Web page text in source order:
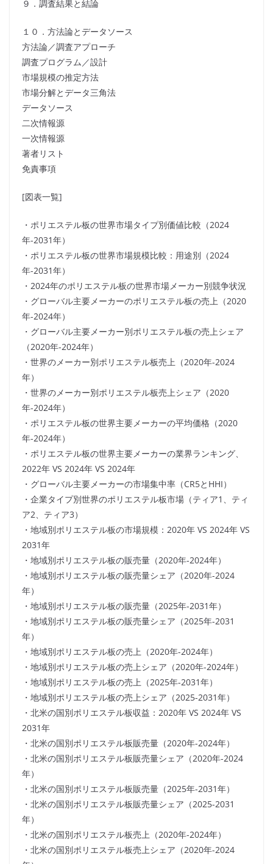
９．調査結果と結論
１０．方法論とデータソース
方法論／調査アプローチ
調査プログラム／設計
市場規模の推定方法
市場分解とデータ三角法
データソース
二次情報源
一次情報源
著者リスト
免責事項
[図表一覧]
・ポリエステル板の世界市場タイプ別価値比較（2024
年-2031年）
・ポリエステル板の世界市場規模比較：用途別（2024
年-2031年）
・2024年のポリエステル板の世界市場メーカー別競争状況
・グローバル主要メーカーのポリエステル板の売上（2020
年-2024年）
・グローバル主要メーカー別ポリエステル板の売上シェア
（2020年-2024年）
・世界のメーカー別ポリエステル板売上（2020年-2024
年）
・世界のメーカー別ポリエステル板売上シェア（2020
年-2024年）
・ポリエステル板の世界主要メーカーの平均価格（2020
年-2024年）
・ポリエステル板の世界主要メーカーの業界ランキング、
2022年 VS 2024年 VS 2024年
・グローバル主要メーカーの市場集中率（CR5とHHI）
・企業タイプ別世界のポリエステル板市場（ティア1、ティ
ア2、ティア3）
・地域別ポリエステル板の市場規模：2020年 VS 2024年 VS
2031年
・地域別ポリエステル板の販売量（2020年-2024年）
・地域別ポリエステル板の販売量シェア（2020年-2024
年）
・地域別ポリエステル板の販売量（2025年-2031年）
・地域別ポリエステル板の販売量シェア（2025年-2031
年）
・地域別ポリエステル板の売上（2020年-2024年）
・地域別ポリエステル板の売上シェア（2020年-2024年）
・地域別ポリエステル板の売上（2025年-2031年）
・地域別ポリエステル板の売上シェア（2025-2031年）
・北米の国別ポリエステル板収益：2020年 VS 2024年 VS
2031年
・北米の国別ポリエステル板販売量（2020年-2024年）
・北米の国別ポリエステル板販売量シェア（2020年-2024
年）
・北米の国別ポリエステル板販売量（2025年-2031年）
・北米の国別ポリエステル板販売量シェア（2025-2031
年）
・北米の国別ポリエステル板売上（2020年-2024年）
・北米の国別ポリエステル板売上シェア（2020年-2024